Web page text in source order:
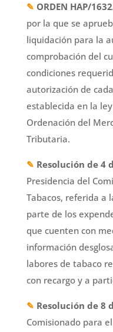
✎ ORDEN HAP/
por la que se
liquidación para la
comprobación del
condiciones
autorización de
establecida en la
Ordenación del
Tributaria.
✎ Resolución de 4
Presidencia del
Tabacos, referida a
parte de los
que cuenten con
información
labores de tabaco
con recargo y a
✎ Resolución de 8
Comisionado para